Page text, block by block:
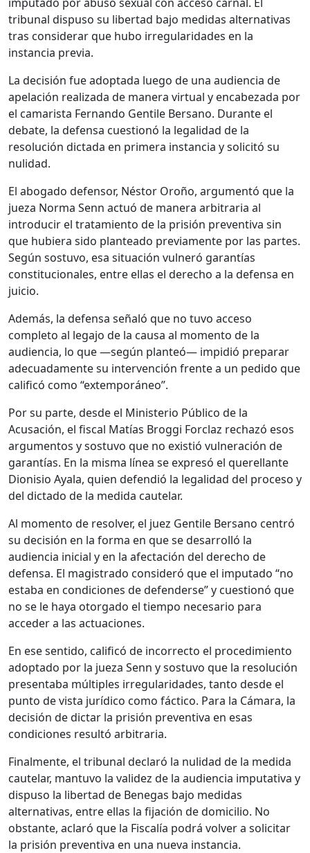
tribunal dispuso su libertad bajo medidas alternativas
tras considerar que hubo irregularidades en la
instancia previa.
La decisión fue adoptada luego de una audiencia de
apelación realizada de manera virtual y encabezada por
el camarista Fernando Gentile Bersano. Durante el
debate, la defensa cuestionó la legalidad de la
resolución dictada en primera instancia y solicitó su
nulidad.
El abogado defensor, Néstor Oroño, argumentó que la
jueza Norma Senn actuó de manera arbitraria al
introducir el tratamiento de la prisión preventiva sin
que hubiera sido planteado previamente por las partes.
Según sostuvo, esa situación vulneró garantías
constitucionales, entre ellas el derecho a la defensa en
juicio.
Además, la defensa señaló que no tuvo acceso
completo al legajo de la causa al momento de la
audiencia, lo que —según planteó— impidió preparar
adecuadamente su intervención frente a un pedido que
calificó como “extemporáneo”.
Por su parte, desde el Ministerio Público de la
Acusación, el fiscal Matías Broggi Forclaz rechazó esos
argumentos y sostuvo que no existió vulneración de
garantías. En la misma línea se expresó el querellante
Dionisio Ayala, quien defendió la legalidad del proceso y
del dictado de la medida cautelar.
Al momento de resolver, el juez Gentile Bersano centró
su decisión en la forma en que se desarrolló la
audiencia inicial y en la afectación del derecho de
defensa. El magistrado consideró que el imputado “no
estaba en condiciones de defenderse” y cuestionó que
no se le haya otorgado el tiempo necesario para
acceder a las actuaciones.
En ese sentido, calificó de incorrecto el procedimiento
adoptado por la jueza Senn y sostuvo que la resolución
presentaba múltiples irregularidades, tanto desde el
punto de vista jurídico como fáctico. Para la Cámara, la
decisión de dictar la prisión preventiva en esas
condiciones resultó arbitraria.
Finalmente, el tribunal declaró la nulidad de la medida
cautelar, mantuvo la validez de la audiencia imputativa y
dispuso la libertad de Benegas bajo medidas
alternativas, entre ellas la fijación de domicilio. No
obstante, aclaró que la Fiscalía podrá volver a solicitar
la prisión preventiva en una nueva instancia.